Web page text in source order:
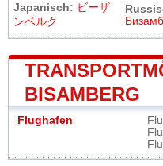
Japanisch: ビーザ
ンベルク
BISAMBERG
Flughafen